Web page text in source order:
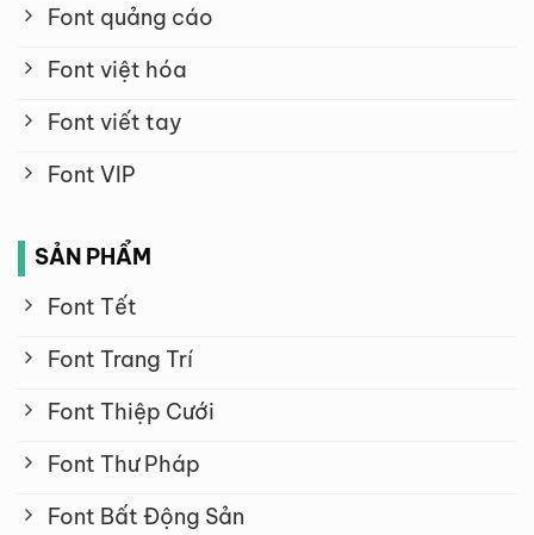
Font quảng cáo
Font việt hóa
Font viết tay
Font VIP
SẢN PHẨM
Font Tết
Font Trang Trí
Font Thiệp Cưới
Font Thư Pháp
Font Bất Động Sản